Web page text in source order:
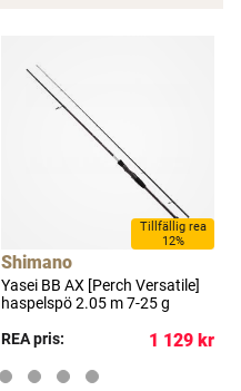
Tillfällig rea
12%
Shimano
Yasei BB AX [Perch Versatile]
haspelspö 2.05 m 7-25 g
REA pris:
1 129 kr